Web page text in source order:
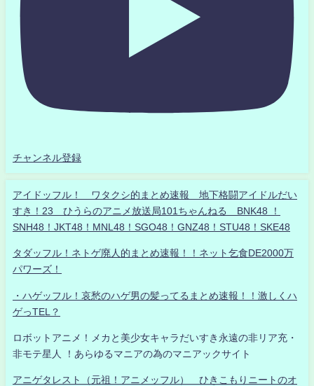
チャンネル登録
アイドッフル！ ワタクシ的まとめ速報 地下格闘アイドルだい
すき！23 ひうらのアニメ放送局101ちゃんねる BNK48 ！
SNH48！JKT48！MNL48！SGO48！GNZ48！STU48！SKE48
タダッフル！ネトゲ廃人的まとめ速報！！ネット乞食DE2000万
パワーズ！
・ハゲッフル！哀愁のハゲ男の髪ってるまとめ速報！！激しくハ
ゲっTEL？
ロボットアニメ！メカと美少女キャラだいすき永遠の非リア充・
非モテ星人 ！あらゆるマニアの為のマニアックサイト
アニゲタレスト（元祖！アニメッフル） ひきこもりニートのオ